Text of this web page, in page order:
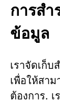
การสำ
ข้อมูล
เราจัดเก็
เพื่อให้สา
ต้องการ.